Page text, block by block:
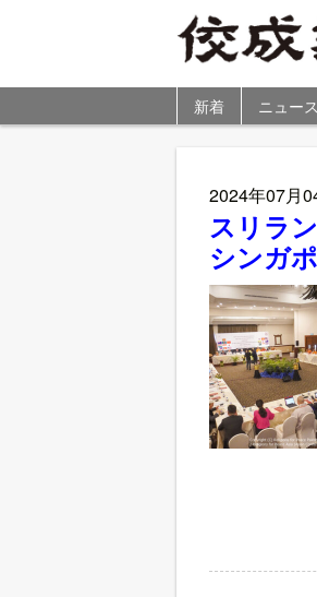
新着 ニュース
2024年07月
スリラ
シンガ